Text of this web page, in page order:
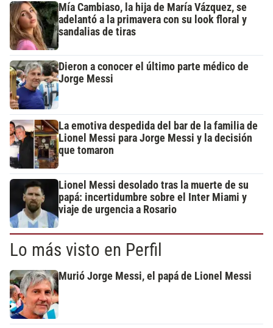
Mía Cambiaso, la hija de María Vázquez, se
adelantó a la primavera con su look floral y
sandalias de tiras
Dieron a conocer el último parte médico de
Jorge Messi
La emotiva despedida del bar de la familia de
Lionel Messi para Jorge Messi y la decisión
que tomaron
Lionel Messi desolado tras la muerte de su
papá: incertidumbre sobre el Inter Miami y
viaje de urgencia a Rosario
Lo más visto en Perfil
Murió Jorge Messi, el papá de Lionel Messi